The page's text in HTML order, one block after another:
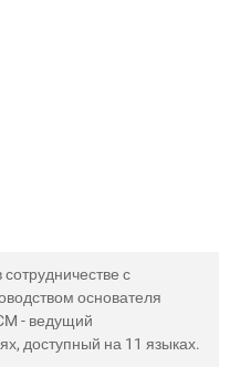
с
основателя
- ведущий
доступный на 11 языках.